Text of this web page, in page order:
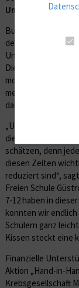
Unimedizin
Bunt, kuschlig, mit
der Freien Schule
Unimedizin
Die bunten Kissen
möchten einen
mental zu
dabei“, sagt Peggy
„Unsere Patienten
die ihnen etwas
schätzen, denn
diesen Zeiten
reduziert sind“,
Freien Schule
7-12 haben in
konnten wir endlich
Schülern ganz
Kissen steckt eine
Finanzielle
Aktion „Hand-in-
Krebsgesellschaft